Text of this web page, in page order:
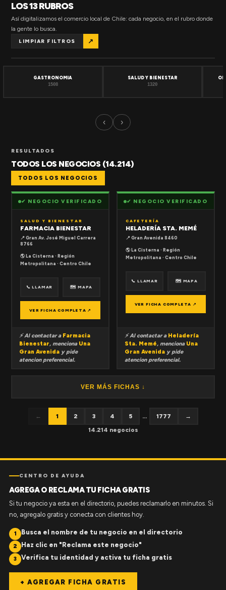
LOS 13 RUBROS
Así digitalizamos el comercio local de Chile: cada negocio, en el rubro donde
la gente lo busca.
LIMPIAR FILTROS ↗
GASTRONOMIA
1508
SALUD Y BIENESTAR
1320
‹ ›
RESULTADOS
TODOS LOS NEGOCIOS (14.214)
TODOS LOS NEGOCIOS
✔ NEGOCIO VERIFICADO
SALUD Y BIENESTAR
FARMACIA BIENESTAR
📍 Gran Av. José Miguel Carrera
8766
🌎 La Cisterna · Región
Metropolitana · Centro Chile
📞 LLAMAR 🗺 MAPA
VER FICHA COMPLETA ↗
⚡ Al contactar a Farmacia
Bienestar, menciona Una
Gran Avenida y pide
atencion preferencial.
✔ NEGOCIO VERIFICADO
CAFETERÍA
HELADERÍA STA. MEMÉ
📍 Gran Avenida 8460
🌎 La Cisterna · Región
Metropolitana · Centro Chile
📞 LLAMAR 🗺 MAPA
VER FICHA COMPLETA ↗
⚡ Al contactar a Heladería
Sta. Memé, menciona Una
Gran Avenida y pide
atencion preferencial.
VER MÁS FICHAS ↓
← 1 2 3 4 5 ... 1777
→
14.214 negocios
CENTRO DE AYUDA
AGREGA O RECLAMA TU FICHA GRATIS
Si tu negocio ya esta en el directorio, puedes reclamarlo en minutos. Si
no, agregalo gratis y conecta con clientes hoy.
1 Busca el nombre de tu negocio en el directorio
2 Haz clic en "Reclama este negocio"
3 Verifica tu identidad y activa tu ficha gratis
+ AGREGAR FICHA GRATIS